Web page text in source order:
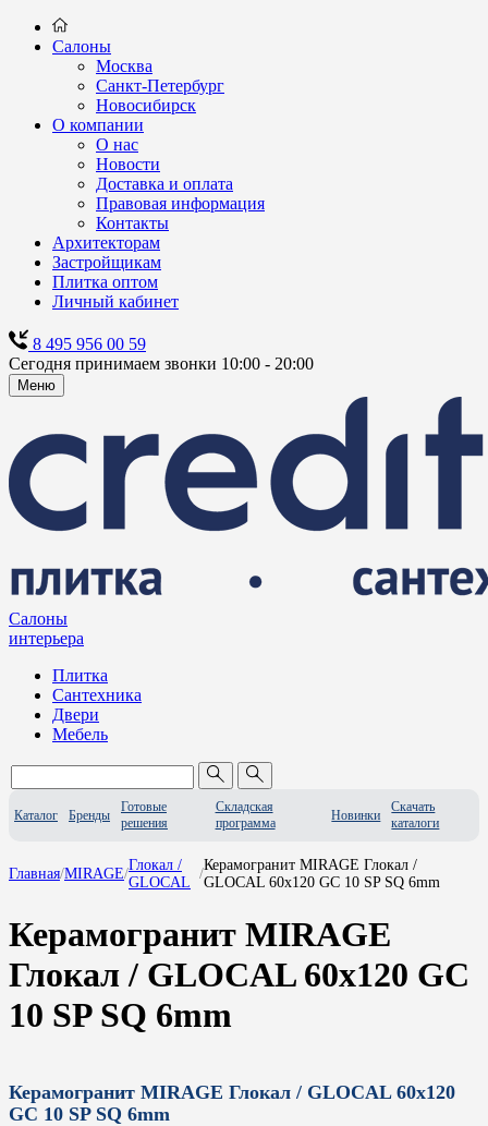
Салоны
Москва
Санкт-Петербург
Новосибирск
О компании
О нас
Новости
Доставка и оплата
Правовая информация
Контакты
Архитекторам
Застройщикам
Плитка оптом
Личный кабинет
8 495 956 00 59
Сегодня принимаем звонки 10:00 - 20:00
Меню
Салоны
интерьера
Плитка
Сантехника
Двери
Мебель
Каталог Бренды
Готовые
решения
Складская
программа
Новинки
Скачать
каталоги
Главная/MIRAGE/
Глокал /
GLOCAL
/
Керамогранит MIRAGE Глокал /
GLOCAL 60x120 GC 10 SP SQ 6mm
Керамогранит MIRAGE
Глокал / GLOCAL 60x120 GC
10 SP SQ 6mm
Керамогранит MIRAGE Глокал / GLOCAL 60x120
GC 10 SP SQ 6mm